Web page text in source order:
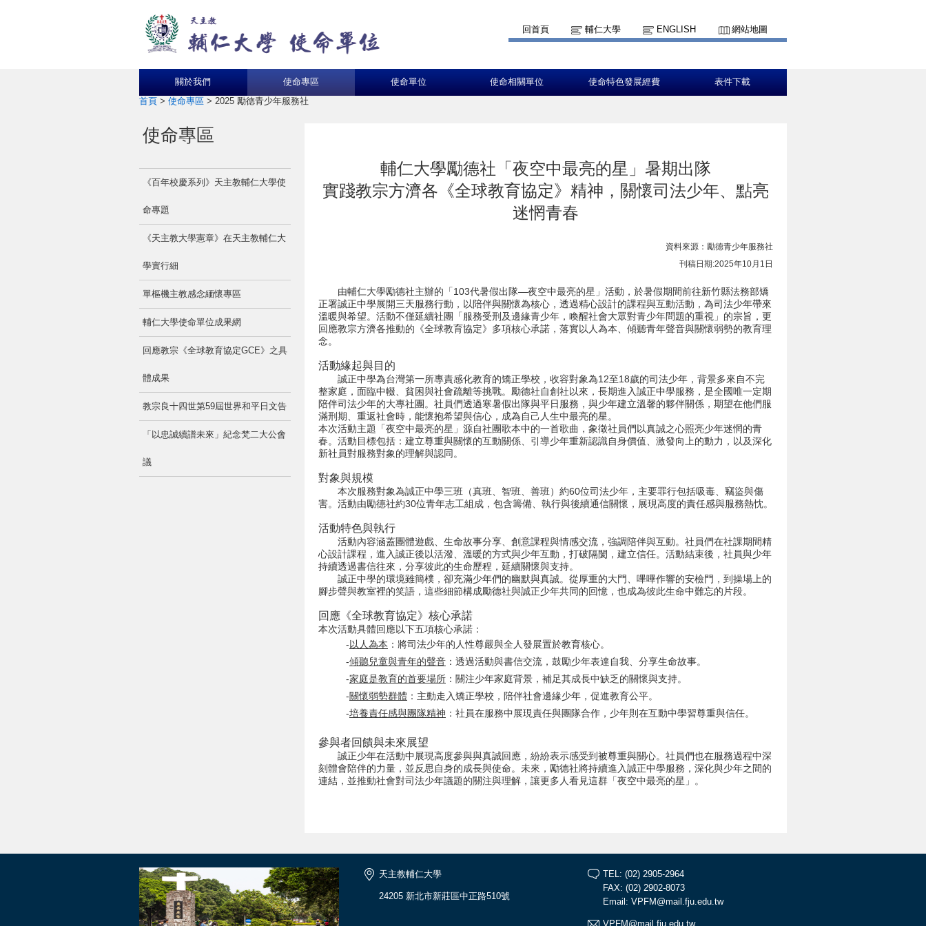
回首頁 輔仁大學 ENGLISH 網站地圖
關於我們 使命專區 使命單位 使命相關單位 使命特色發展經費 表件下載
首頁 > 使命專區 > 2025 勵德青少年服務社
使命專區
《百年校慶系列》天主教輔仁大學使
命專題
《天主教大學憲章》在天主教輔仁大
學實行細
單樞機主教感念緬懷專區
輔仁大學使命單位成果網
回應教宗《全球教育協定GCE》之具
體成果
教宗良十四世第59屆世界和平日文告
「以忠誠續譜未來」紀念梵二大公會
議
輔仁大學勵德社「夜空中最亮的星」暑期出隊
實踐教宗方濟各《全球教育協定》精神，關懷司法少年、點亮
迷惘青春
資料來源：勵德青少年服務社
刊稿日期:2025年10月1 日
由輔仁大學勵德社主辦的「103代暑假出隊—夜空中最亮的星」活動，於暑假期間前往新竹縣法務部矯
正署誠正中學展開三天服務行動，以陪伴與關懷為核心，透過精心設計的課程與互動活動，為司法少年帶來
溫暖與希望。活動不僅延續社團「服務受刑及邊緣青少年，喚醒社會大眾對青少年問題的重視」的宗旨，更
回應教宗方濟各推動的《全球教育協定》多項核心承諾，落實以人為本、傾聽青年聲音與關懷弱勢的教育理
念。
活動緣起與目的
誠正中學為台灣第一所專責感化教育的矯正學校，收容對象為12至18歲的司法少年，背景多來自不完
整家庭，面臨中輟、貧困與社會疏離等挑戰。勵德社自創社以來，長期進入誠正中學服務，是全國唯一定期
陪伴司法少年的大專社團。社員們透過寒暑假出隊與平日服務，與少年建立溫馨的夥伴關係，期望在他們服
滿刑期、重返社會時，能懷抱希望與信心，成為自己人生中最亮的星。
本次活動主題「夜空中最亮的星」源自社團歌本中的一首歌曲，象徵社員們以真誠之心照亮少年迷惘的青
春。活動目標包括：建立尊重與關懷的互動關係、引導少年重新認識自身價值、激發向上的動力，以及深化
新社員對服務對象的理解與認同。
對象與規模
本次服務對象為誠正中學三班（真班、智班、善班）約60位司法少年，主要罪行包括吸毒、竊盜與傷
害。活動由勵德社約30位青年志工組成，包含籌備、執行與後續通信關懷，展現高度的責任感與服務熱忱。
活動特色與執行
活動內容涵蓋團體遊戲、生命故事分享、創意課程與情感交流，強調陪伴與互動。社員們在社課期間精
心設計課程，進入誠正後以活潑、溫暖的方式與少年互動，打破隔閡，建立信任。活動結束後，社員與少年
持續透過書信往來，分享彼此的生命歷程，延續關懷與支持。
誠正中學的環境雖簡樸，卻充滿少年們的幽默與真誠。從厚重的大門、嗶嗶作響的安檢門，到操場上的
腳步聲與教室裡的笑語，這些細節構成勵德社與誠正少年共同的回憶，也成為彼此生命中難忘的片段。
回應《全球教育協定》核心承諾
本次活動具體回應以下五項核心承諾：
-以人為本 ：將司法少年的人性尊嚴與全人發展置於教育核心。
-傾聽兒童與青年的聲音 ：透過活動與書信交流，鼓勵少年表達自我、分享生命故事。
-家庭是教育的首要場所 ：關注少年家庭背景，補足其成長中缺乏的關懷與支持。
-關懷弱勢群體 ：主動走入矯正學校，陪伴社會邊緣少年，促進教育公平。
-培養責任感與團隊精神 ：社員在服務中展現責任與團隊合作，少年則在互動中學習尊重與信任。
參與者回饋與未來展望
誠正少年在活動中展現高度參與與真誠回應，紛紛表示感受到被尊重與關心。社員們也在服務過程中深
刻體會陪伴的力量，並反思自身的成長與使命。未來，勵德社將持續進入誠正中學服務，深化與少年之間的
連結，並推動社會對司法少年議題的關注與理解，讓更多人看見這群「夜空中最亮的星」。
天主教輔仁大學
24205 新北市新莊區中正路510號
TEL: (02) 2905-2964
FAX: (02) 2902-8073
Email: VPFM@mail.fju.edu.tw
VPFM@mail.fju.edu.tw